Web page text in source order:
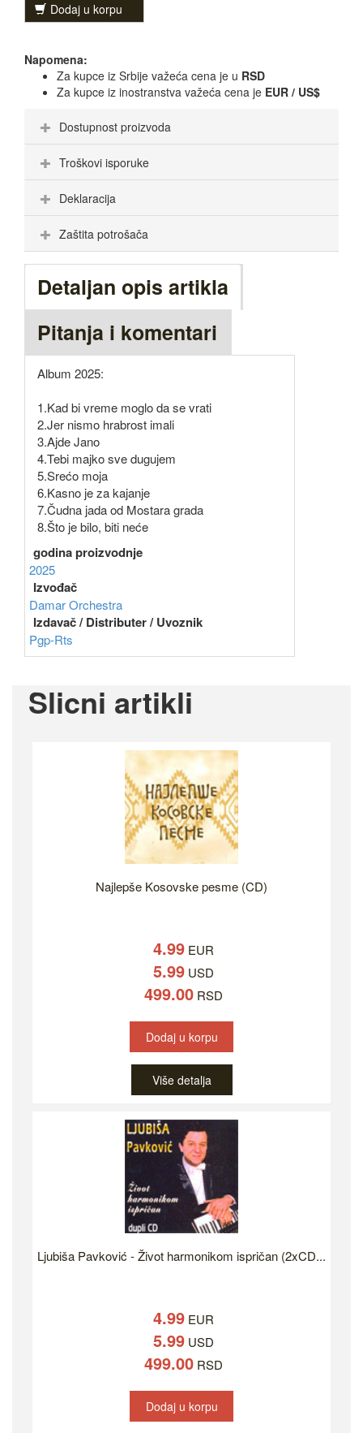
Dodaj u korpu
Napomena:
Za kupce iz Srbije važeća cena je u RSD
Za kupce iz inostranstva važeća cena je EUR / US$
Dostupnost proizvoda
Troškovi isporuke
Deklaracija
Zaštita potrošača
Detaljan opis artikla
Pitanja i komentari
Album 2025:
1.Kad bi vreme moglo da se vrati
2.Jer nismo hrabrost imali
3.Ajde Jano
4.Tebi majko sve dugujem
5.Srećo moja
6.Kasno je za kajanje
7.Čudna jada od Mostara grada
8.Što je bilo, biti neće
godina proizvodnje
2025
Izvođač
Damar Orchestra
Izdavač / Distributer / Uvoznik
Pgp-Rts
Slicni artikli
Najlepše Kosovske pesme (CD)
4.99 EUR
5.99 USD
499.00 RSD
Dodaj u korpu
Više detalja
Ljubiša Pavković - Život harmonikom ispričan (2xCD...
4.99 EUR
5.99 USD
499.00 RSD
Dodaj u korpu